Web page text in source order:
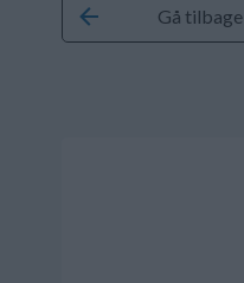
Gå tilbage